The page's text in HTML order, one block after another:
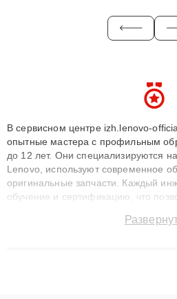
В сервисном центре izh.lenovo-
опытные мастера с профильным
до 12 лет. Они специализируются
Lenovo, используют современное
оригинальные запчасти. Каждый
обучение и сертификацию, что
сохранением гарантии до 3 лет.